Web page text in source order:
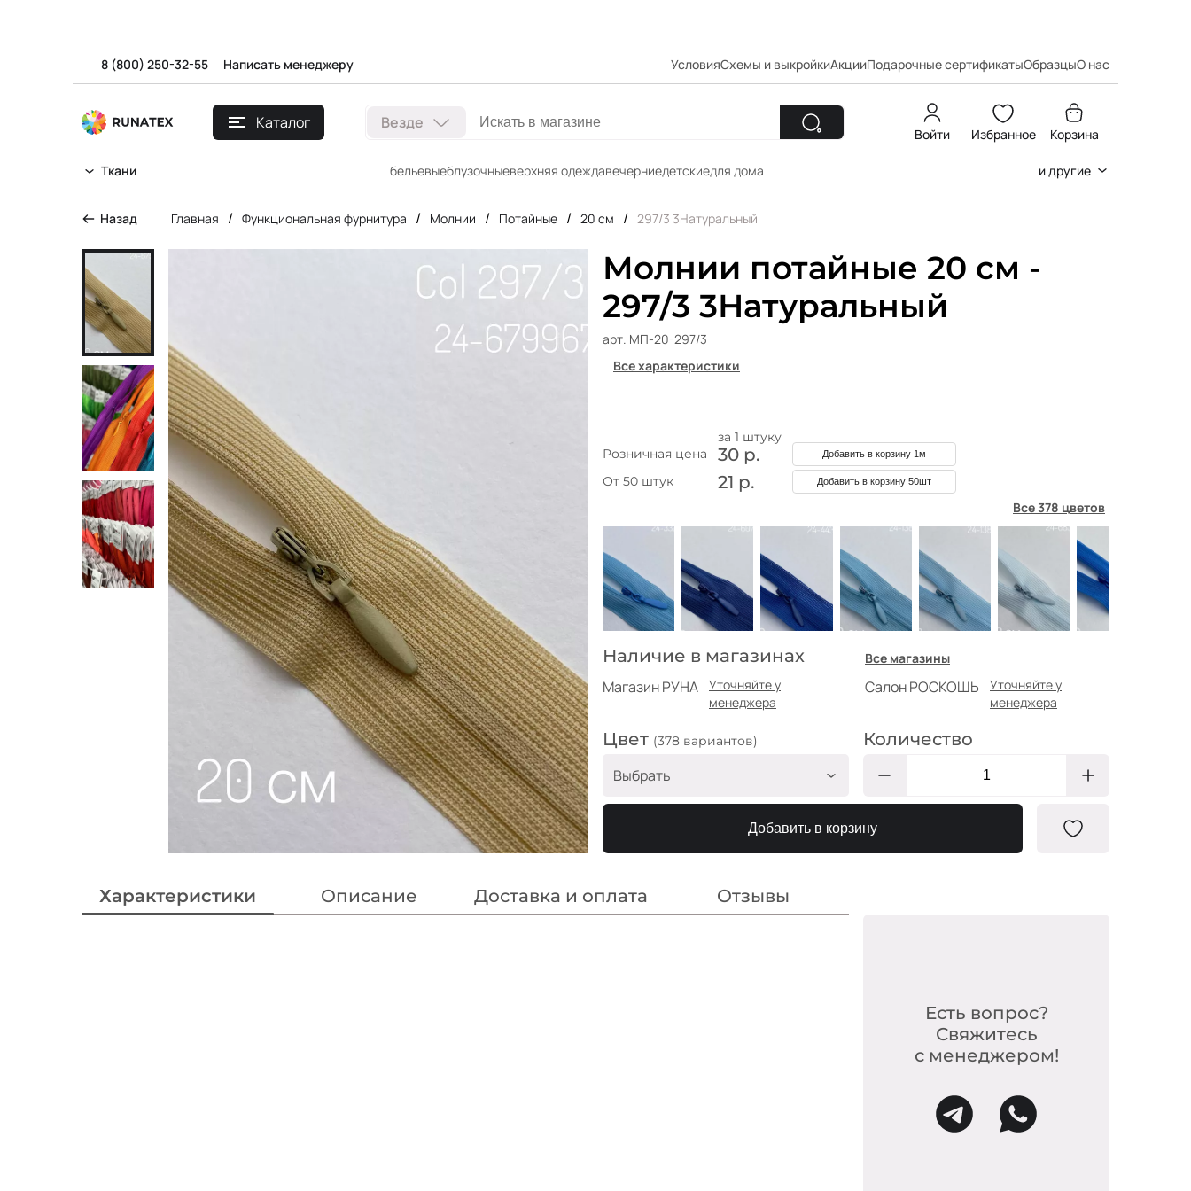
8 (800) 250-32-55 Написать менеджеру УсловияСхемы и выкройкиАкцииПодарочные сертификатыОбразцыО нас
Каталог Везде
Войти Избранное Корзина
Ткани бельевыеблузочныеверхняя одеждавечерниедетскиедля дома и другие
Назад Главная / Функциональная фурнитура / Молнии / Потайные / 20 см / 297/3 3Натуральный
Молнии потайные 20 см -
297/3 3Натуральный
арт. МП-20-297/3
Все характеристики
за 1 штуку
Розничная цена
30 р. Добавить в корзину 1м
От 50 штук 21 р. Добавить в корзину 50шт
Все 378 цветов
Наличие в магазинах Все магазины
Магазин РУНА
Уточняйте у
менеджера
Салон РОСКОШЬ
Уточняйте у
менеджера
Цвет (378 вариантов)
Выбрать
F188 Нас.Голубой
МП-20-F188
МП-20-F200
насыщенный
180/1 Пыльно-
Количество
Добавить в корзину
Характеристики Описание Доставка и оплата Отзывы
Есть вопрос?
Свяжитесь
с менеджером!